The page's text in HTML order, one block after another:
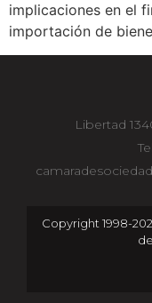
implicaciones en el
importación de
Libertad
Copyright 1998-